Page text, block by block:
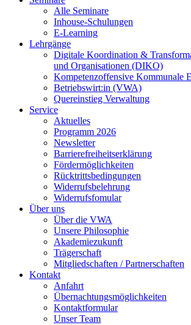
Alle Seminare
Inhouse-Schulungen
E-Learning
Lehrgänge
Digitale Koordination &
und Organisationen (DIKO)
Kompetenzoffensive Kommunale
Betriebswirt:in (VWA)
Quereinstieg Verwaltung
Service
Aktuelles
Programm 2026
Newsletter
Barrierefreiheitserklärung
Fördermöglichkeiten
Rücktrittsbedingungen
Widerrufsbelehrung
Widerrufsfomular
Über uns
Über die VWA
Unsere Philosophie
Akademiezukunft
Trägerschaft
Mitgliedschaften / Partnerschaften
Kontakt
Anfahrt
Übernachtungsmöglichkeiten
Kontaktformular
Unser Team